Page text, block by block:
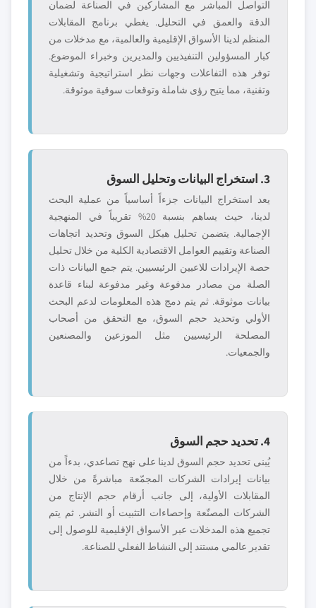
التواصل المباشر مع المشاركين في الصناعة لضمان
الدقة والعمق في التحليل. يغطي برنامج المقابلات
المنظم لدينا الأسواق الإقليمية والعالمية، مع مدخلات من
كبار المسؤولين التنفيذيين والمديرين وخبراء الموضوع.
توفر هذه التفاعلات وجهات نظر استراتيجية وتشغيلية
وتقنية، مما يتيح رؤى شاملة وتوقعات سوقية موثوقة.
3. استخراج البيانات وتحليل السوق
يعد استخراج البيانات جزءاً أساسياً من عملية البحث
لدينا، حيث يساهم بنسبة 20% تقريباً في المنهجية
الإجمالية. يتضمن تحليل هيكل السوق وتحديد اتجاهات
الصناعة وتقييم العوامل الاقتصادية الكلية من خلال تحليل
حصة الإيرادات للاعبين الرئيسيين. يتم جمع البيانات ذات
الصلة من مصادر مدفوعة وغير مدفوعة لبناء قاعدة
بيانات موثوقة. ثم يتم دمج هذه المعلومات لدعم البحث
الأولي وتحديد حجم السوق، مع التحقق من أصحاب
المصلحة الرئيسيين مثل الموزعين والمصنعين
والجمعيات.
4. تحديد حجم السوق
يُبنى تحديد حجم السوق لدينا على نهج تصاعدي، بدءاً من
بيانات إيرادات الشركات المجمّعة مباشرةً من خلال
المقابلات الأولية، إلى جانب أرقام حجم الإنتاج من
الشركات المصنّعة وإحصاءات التثبيت أو النشر. ثم يتم
تجميع هذه المدخلات عبر الأسواق الإقليمية للوصول إلى
تقدير عالمي مستند إلى النشاط الفعلي للصناعة.